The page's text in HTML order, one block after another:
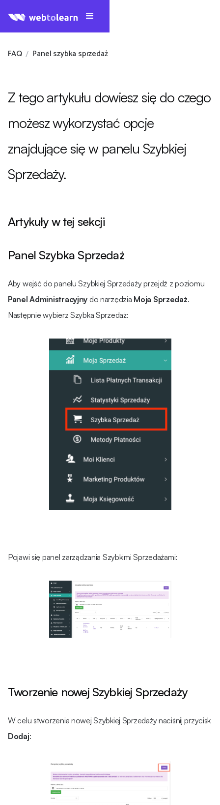
FAQ / Panel szybka sprzedaż
Z tego artykułu dowiesz się do czego
możesz wykorzystać opcje
znajdujące się w panelu Szybkiej
Sprzedaży.
Artykuły w tej sekcji
Panel Szybka Sprzedaż
Aby wejść do panelu Szybkiej Sprzedaży przejdź z poziomu
Panel Administracyjny do narzędzia Moja Sprzedaż.
Następnie wybierz Szybka Sprzedaż:
Pojawi się panel zarządzania Szybkimi Sprzedażami:
Tworzenie nowej Szybkiej Sprzedaży
W celu stworzenia nowej Szybkiej Sprzedaży naciśnij przycisk
Dodaj: